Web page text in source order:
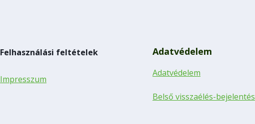
Felhasználási feltételek
Impresszum
Adatvédelem
Adatvédelem
Belső visszaélés-bejelentés